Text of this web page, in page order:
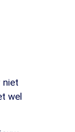
niet
wel